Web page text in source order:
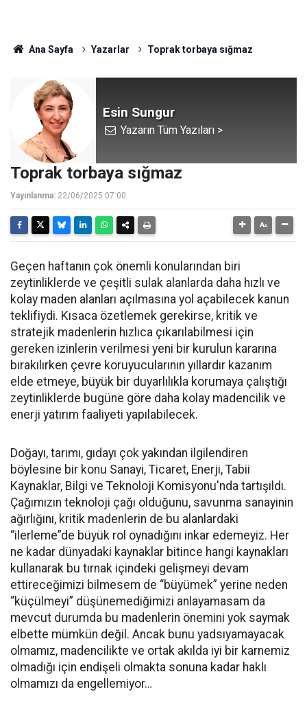
Ana Sayfa Yazarlar Toprak torbaya sığmaz
Esin Sungur
Yazarın Tüm Yazıları >
Toprak torbaya sığmaz
Yayınlanma: 22/06/2025 07:00
Geçen haftanın çok önemli konularından biri
zeytinliklerde ve çeşitli sulak alanlarda daha hızlı ve
kolay maden alanları açılmasına yol açabilecek kanun
teklifiydi. Kısaca özetlemek gerekirse, kritik ve
stratejik madenlerin hızlıca çıkarılabilmesi için
gereken izinlerin verilmesi yeni bir kurulun kararına
bırakılırken çevre koruyucularının yıllardır kazanım
elde etmeye, büyük bir duyarlılıkla korumaya çalıştığı
zeytinliklerde bugüne göre daha kolay madencilik ve
enerji yatırım faaliyeti yapılabilecek.
Doğayı, tarımı, gıdayı çok yakından ilgilendiren
böylesine bir konu Sanayi, Ticaret, Enerji, Tabii
Kaynaklar, Bilgi ve Teknoloji Komisyonu'nda tartışıldı.
Çağımızın teknoloji çağı olduğunu, savunma sanayinin
ağırlığını, kritik madenlerin de bu alanlardaki
“ilerleme”de büyük rol oynadığını inkar edemeyiz. Her
ne kadar dünyadaki kaynaklar bitince hangi kaynakları
kullanarak bu tırnak içindeki gelişmeyi devam
ettireceğimizi bilmesem de “büyümek” yerine neden
“küçülmeyi” düşünemediğimizi anlayamasam da
mevcut durumda bu madenlerin önemini yok saymak
elbette mümkün değil. Ancak bunu yadsıyamayacak
olmamız, madencilikte ve ortak akılda iyi bir karnemiz
olmadığı için endişeli olmakta sonuna kadar haklı
olmamızı da engellemiyor…